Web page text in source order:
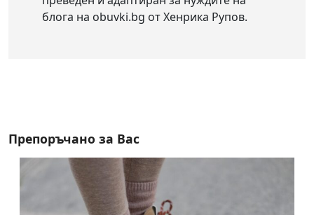
блога на obuvki.bg от Хенрика Рупов.
Препоръчано за Вас